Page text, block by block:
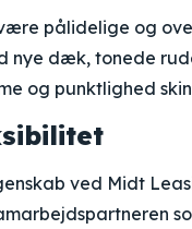
pålidelige og
nye dæk, tonede
og punktlighed
ved Midt